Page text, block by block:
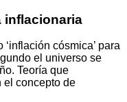
inflacionaria
cósmica’ para
el universo se
Teoría que
el concepto de